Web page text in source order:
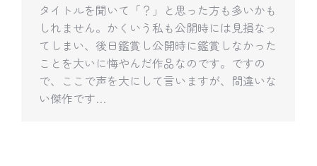
タイトルを聞いて「？」と思った方も多いかも
しれません。かくいう私も公開時には見損なっ
てしまい、後日鑑賞し公開時に鑑賞しなかった
ことを大いに悔やんだ作品なのです。ですの
で、ここで声を大にして言いますが、間違いな
い傑作です…